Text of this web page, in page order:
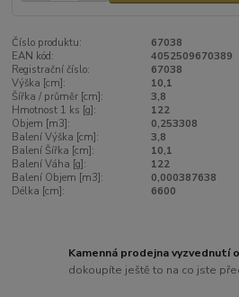
Číslo produktu:
67038
EAN kód:
4052509670389
Registrační číslo:
67038
Výška [cm]:
10,1
Šířka / průměr [cm]:
3,8
Hmotnost 1 ks [g]:
122
Objem [m3]:
0,253308
Balení Výška [cm]:
3,8
Balení Šířka [cm]:
10,1
Balení Váha [g]:
122
Balení Objem [m3]:
0,000387638
Délka [cm]:
6600
Kamenná prodejna vyzvednutí
dokoupíte ještě to na co jste